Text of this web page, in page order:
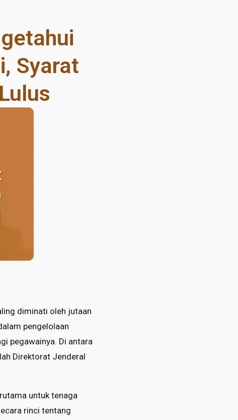
Syarat
diminati oleh jutaan
pengelolaan
pegawainya. Di antara
Direktorat Jenderal
untuk tenaga
rinci tentang